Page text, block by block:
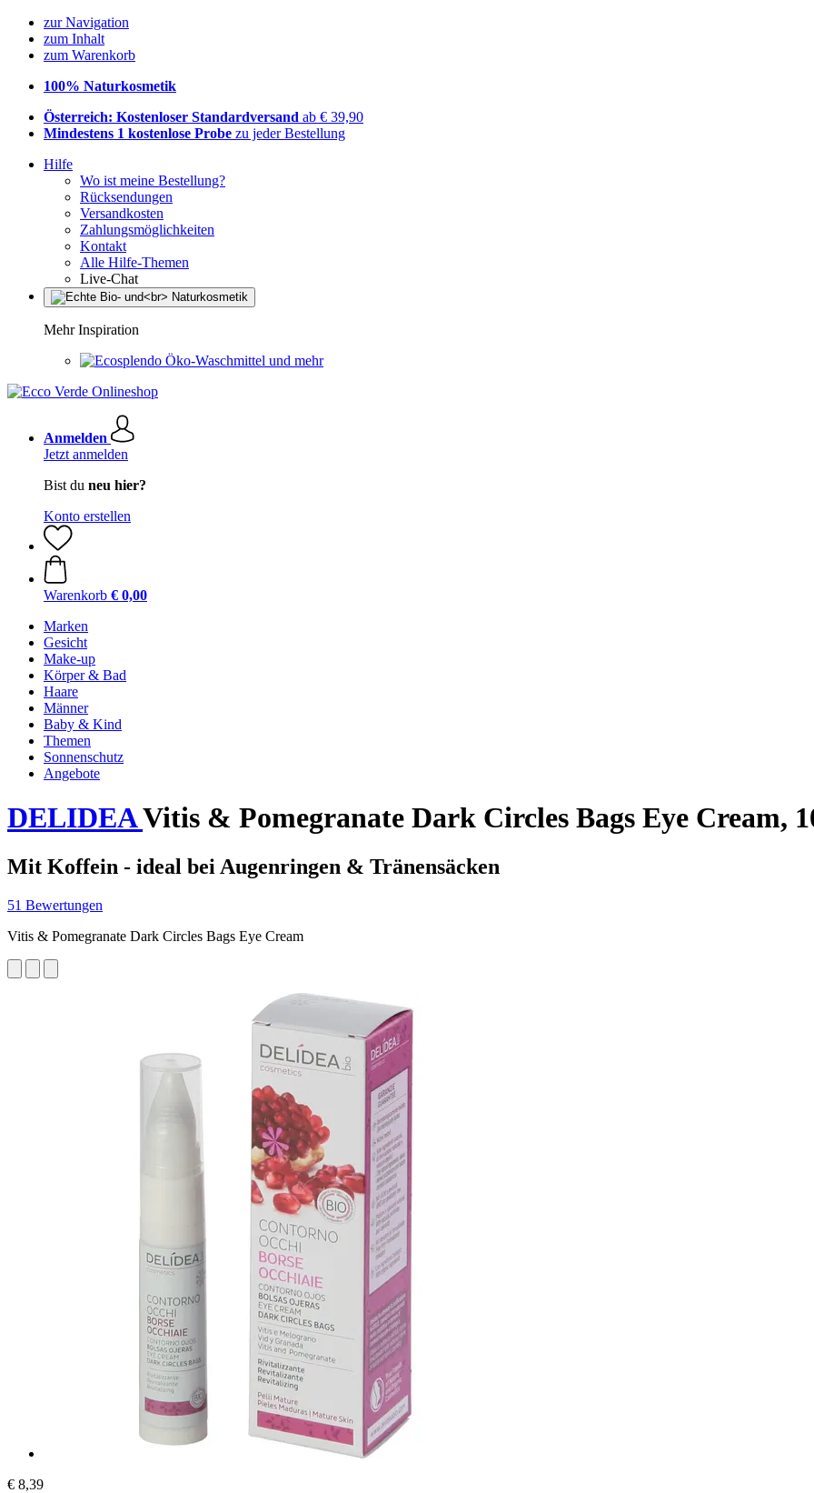
zur Navigation
zum Inhalt
zum Warenkorb
100% Naturkosmetik
Österreich: Kostenloser Standardversand ab € 39,90
Mindestens 1 kostenlose Probe zu jeder Bestellung
Hilfe
Wo ist meine Bestellung?
Rücksendungen
Versandkosten
Zahlungsmöglichkeiten
Kontakt
Alle Hilfe-Themen
Live-Chat
Mehr Inspiration
Öko-Waschmittel und mehr
Anmelden
Jetzt anmelden
Bist du neu hier?
Konto erstellen
Warenkorb € 0,00
Marken
Gesicht
Make-up
Körper & Bad
Haare
Männer
Baby & Kind
Themen
Sonnenschutz
Angebote
DELIDEAVitis & Pomegranate Dark Circles Bags Eye Cream,
Mit Koffein - ideal bei Augenringen & Tränensäcken
51 Bewertungen
Vitis & Pomegranate Dark Circles Bags Eye Cream
€ 8,39